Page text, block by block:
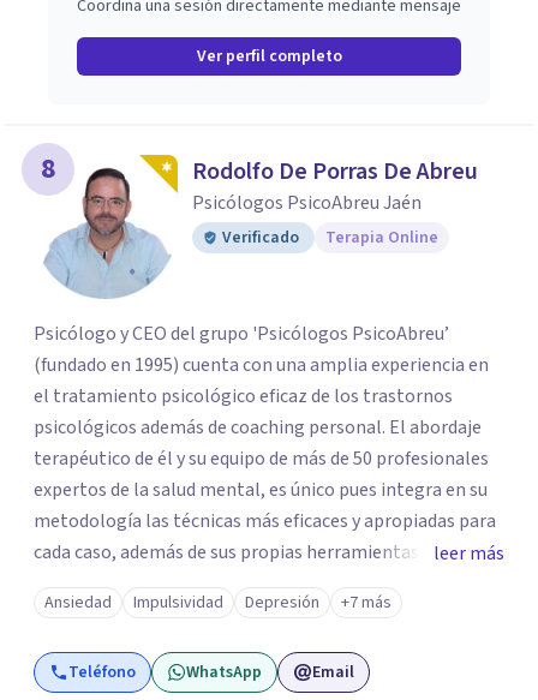
Coordina una sesión directamente mediante mensaje
Ver perfil completo
8 Rodolfo De Porras De Abreu
Psicólogos PsicoAbreu Jaén
Verificado Terapia Online
Psicólogo y CEO del grupo 'Psicólogos PsicoAbreu’
(fundado en 1995) cuenta con una amplia experiencia en
el tratamiento psicológico eficaz de los trastornos
psicológicos además de coaching personal. El abordaje
terapéutico de él y su equipo de más de 50 profesionales
expertos de la salud mental, es único pues integra en su
metodología las técnicas más eficaces y apropiadas para
cada caso, además de sus propias herramientas y técnicas
psicológicas que le hacen un equipo de profesionales
único en su campo. Rodolfo de Porras hace énfasis en la
importancia de trabajar no solo el síntoma que trae a la
persona a consulta sino tratar la raíz del problema para
leer más
Ansiedad Impulsividad Depresión +7 más
Teléfono WhatsApp Email